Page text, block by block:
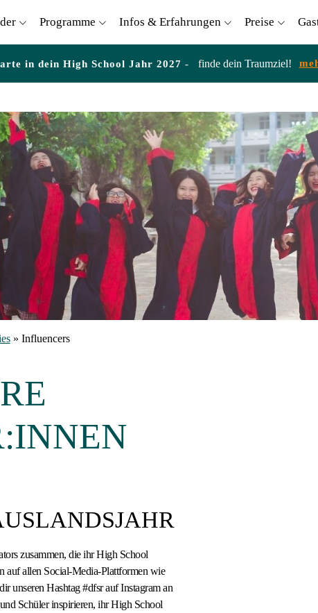
Programme Infos & Erfahrungen Preise
in dein High School Jahr 2027 - finde dein Traumziel!
» Influencers
zusammen, die ihr High School
auf allen Social-Media-Plattformen wie
unseren Hashtag #dfsr auf Instagram an
Schüler inspirieren, ihr High School